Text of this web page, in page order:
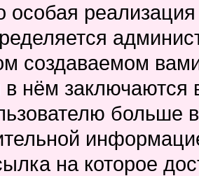
особая
создаваемом
в нём
больше
на которое